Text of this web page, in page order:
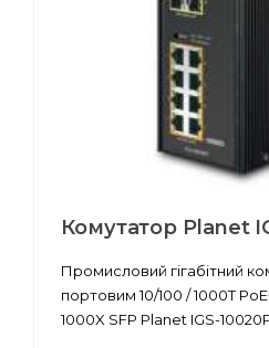
Комутатор Planet
Промисловий гігабітний
портовим 10/100 / 1000T
1000X SFP Planet IGS-